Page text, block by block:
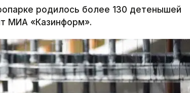
родилось более 130 детенышей
МИА «Казинформ».